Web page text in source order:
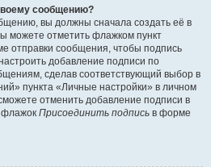
сообщению?
вы должны сначала создать её в
можете отметить флажком пункт
отправки сообщения, чтобы подпись
добавление подписи по
сделав соответствующий выбор в
пункта «Личные настройки» в личном
отменить добавление подписи в
флажок Присоединить подпись в форме